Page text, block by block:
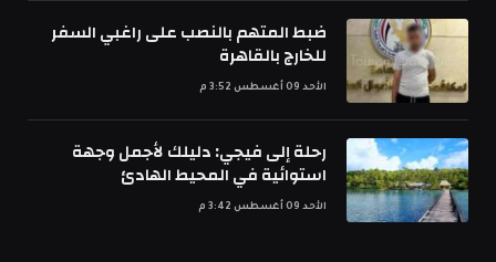
ضبط المتهم بالنصب على راغبي السفر
للخارج بالقاهرة
الأحد 09 أغسطس 3:52 م
رحلة إلى فيجي: دليلك لأجمل وجهة
استوائية في المحيط الهادئ
الأحد 09 أغسطس 3:42 م